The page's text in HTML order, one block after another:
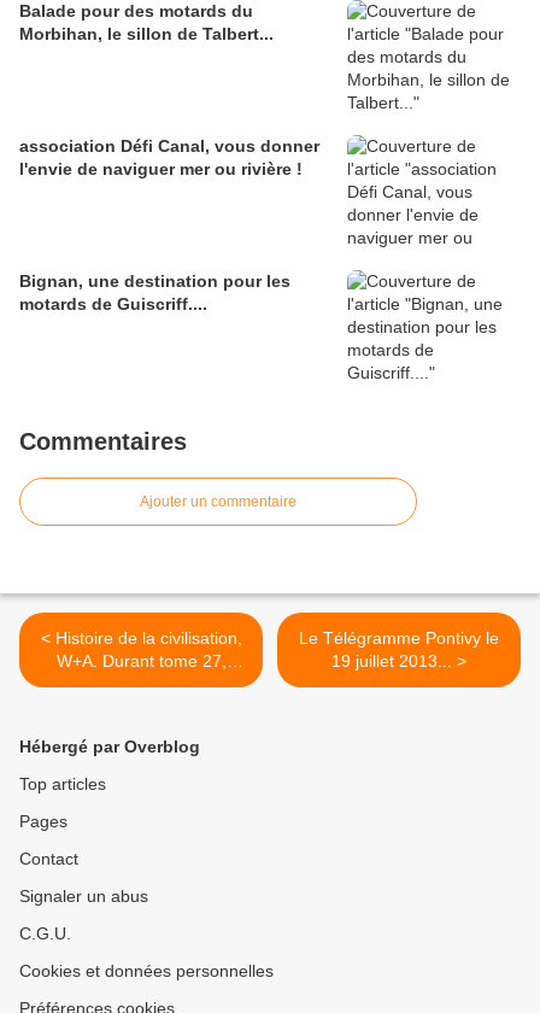
Balade pour des motards du
Morbihan, le sillon de Talbert...
association Défi Canal, vous donner
l'envie de naviguer mer ou rivière !
Bignan, une destination pour les
motards de Guiscriff....
Commentaires
Ajouter un commentaire
< Histoire de la civilisation,
W+A. Durant tome 27,
L'EPOQUE De Voltaire.
Le Télégramme Pontivy le
19 juillet 2013... >
Hébergé par Overblog
Top articles
Pages
Contact
Signaler un abus
C.G.U.
Cookies et données personnelles
Préférences cookies